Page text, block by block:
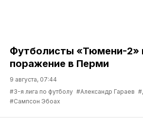
Футболисты «Тюмени-2»
поражение в Перми
9 августа, 07:44
#3-я лига по футболу #Александр Гараев
#Сампсон Эбоах